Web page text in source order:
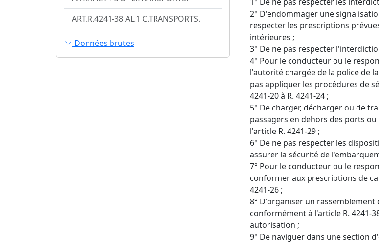
ART.R.4241-38 AL.1 C.TRANSPORTS.
Données brutes
2° D'endommager une
respecter les prescriptions
intérieures ;
3° De ne pas respecter
4° Pour le conducteur ou le
l'autorité chargée de la police de
pas appliquer les procédures de
4241-20 à R. 4241-24 ;
5° De charger, décharger ou de
passagers en dehors des ports
l'article R. 4241-29 ;
6° De ne pas respecter les
assurer la sécurité de
7° Pour le conducteur ou le
conformer aux prescriptions de
4241-26 ;
8° D'organiser un
conformément à l'article R. 4241-
autorisation ;
9° De naviguer dans une section